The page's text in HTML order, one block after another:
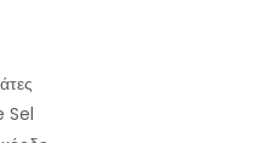
Sel